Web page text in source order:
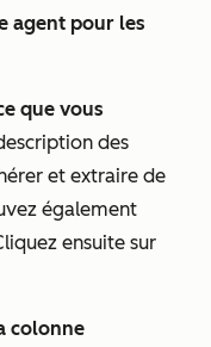
agent pour les
que vous
des
et extraire de
également
ensuite sur
colonne